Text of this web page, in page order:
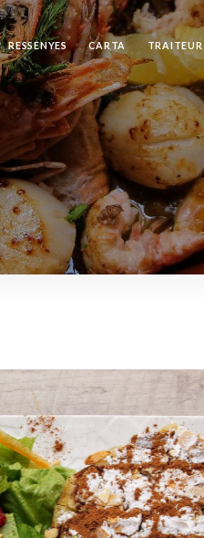
RESSENYES CARTA TRAITEUR